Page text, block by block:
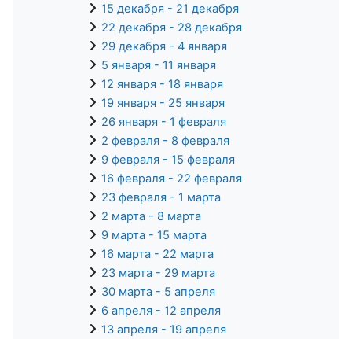
15 декабря - 21 декабря
22 декабря - 28 декабря
29 декабря - 4 января
5 января - 11 января
12 января - 18 января
19 января - 25 января
26 января - 1 февраля
2 февраля - 8 февраля
9 февраля - 15 февраля
16 февраля - 22 февраля
23 февраля - 1 марта
2 марта - 8 марта
9 марта - 15 марта
16 марта - 22 марта
23 марта - 29 марта
30 марта - 5 апреля
6 апреля - 12 апреля
13 апреля - 19 апреля